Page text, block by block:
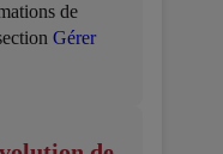
de
Gérer